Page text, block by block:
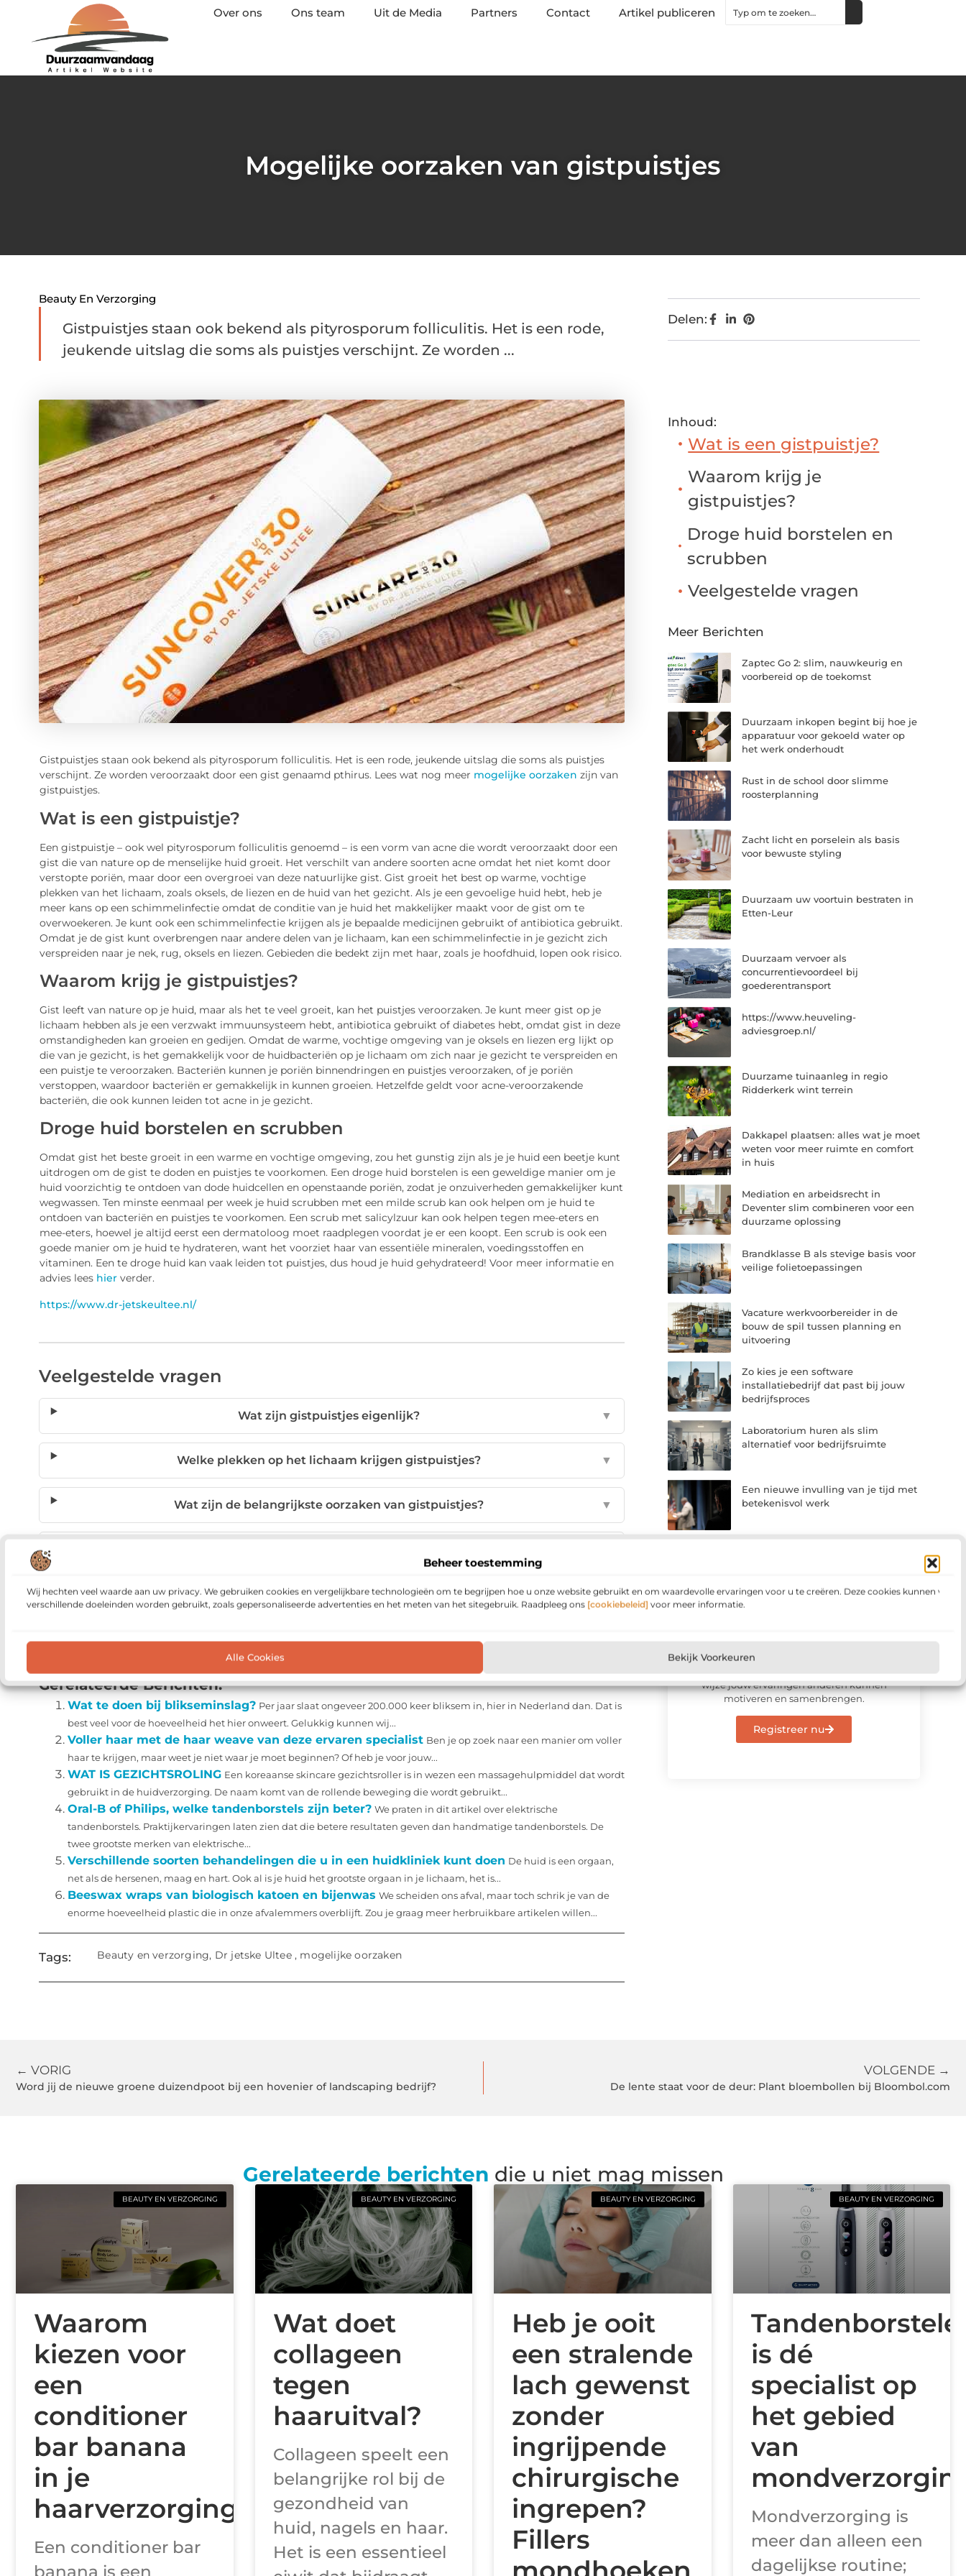
Beheer toestemming
Wij hechten veel waarde aan uw privacy. We gebruiken cookies en vergelijkbare technologieën om te begrijpen hoe u onze website gebruikt en om waardevolle ervaringen voor u te creëren. Deze cookies kunnen voor
verschillende doeleinden worden gebruikt, zoals gepersonaliseerde advertenties en het meten van het sitegebruik. Raadpleeg ons [cookiebeleid] voor meer informatie.
Alle Cookies Bekijk Voorkeuren
Over ons Ons team Uit de Media Partners Contact Artikel publiceren
Mogelijke oorzaken van gistpuistjes
Beauty En Verzorging
Gistpuistjes staan ook bekend als pityrosporum folliculitis. Het is een rode,
jeukende uitslag die soms als puistjes verschijnt. Ze worden ...
Gistpuistjes staan ook bekend als pityrosporum folliculitis. Het is een rode, jeukende uitslag die soms als puistjes
verschijnt. Ze worden veroorzaakt door een gist genaamd pthirus. Lees wat nog meer mogelijke oorzaken zijn van
gistpuistjes.
Wat is een gistpuistje?
Een gistpuistje – ook wel pityrosporum folliculitis genoemd – is een vorm van acne die wordt veroorzaakt door een
gist die van nature op de menselijke huid groeit. Het verschilt van andere soorten acne omdat het niet komt door
verstopte poriën, maar door een overgroei van deze natuurlijke gist. Gist groeit het best op warme, vochtige
plekken van het lichaam, zoals oksels, de liezen en de huid van het gezicht. Als je een gevoelige huid hebt, heb je
meer kans op een schimmelinfectie omdat de conditie van je huid het makkelijker maakt voor de gist om te
overwoekeren. Je kunt ook een schimmelinfectie krijgen als je bepaalde medicijnen gebruikt of antibiotica gebruikt.
Omdat je de gist kunt overbrengen naar andere delen van je lichaam, kan een schimmelinfectie in je gezicht zich
verspreiden naar je nek, rug, oksels en liezen. Gebieden die bedekt zijn met haar, zoals je hoofdhuid, lopen ook risico.
Waarom krijg je gistpuistjes?
Gist leeft van nature op je huid, maar als het te veel groeit, kan het puistjes veroorzaken. Je kunt meer gist op je
lichaam hebben als je een verzwakt immuunsysteem hebt, antibiotica gebruikt of diabetes hebt, omdat gist in deze
omstandigheden kan groeien en gedijen. Omdat de warme, vochtige omgeving van je oksels en liezen erg lijkt op
die van je gezicht, is het gemakkelijk voor de huidbacteriën op je lichaam om zich naar je gezicht te verspreiden en
een puistje te veroorzaken. Bacteriën kunnen je poriën binnendringen en puistjes veroorzaken, of je poriën
verstoppen, waardoor bacteriën er gemakkelijk in kunnen groeien. Hetzelfde geldt voor acne-veroorzakende
bacteriën, die ook kunnen leiden tot acne in je gezicht.
Droge huid borstelen en scrubben
Omdat gist het beste groeit in een warme en vochtige omgeving, zou het gunstig zijn als je je huid een beetje kunt
uitdrogen om de gist te doden en puistjes te voorkomen. Een droge huid borstelen is een geweldige manier om je
huid voorzichtig te ontdoen van dode huidcellen en openstaande poriën, zodat je onzuiverheden gemakkelijker kunt
wegwassen. Ten minste eenmaal per week je huid scrubben met een milde scrub kan ook helpen om je huid te
ontdoen van bacteriën en puistjes te voorkomen. Een scrub met salicylzuur kan ook helpen tegen mee-eters en
mee-eters, hoewel je altijd eerst een dermatoloog moet raadplegen voordat je er een koopt. Een scrub is ook een
goede manier om je huid te hydrateren, want het voorziet haar van essentiële mineralen, voedingsstoffen en
vitaminen. Een te droge huid kan vaak leiden tot puistjes, dus houd je huid gehydrateerd! Voor meer informatie en
advies lees hierverder.
https://www.dr-jetskeultee.nl/
Veelgestelde vragen
Wat zijn gistpuistjes eigenlijk? ▼
Welke plekken op het lichaam krijgen gistpuistjes? ▼
Wat zijn de belangrijkste oorzaken van gistpuistjes? ▼
Wanneer zou ik een dermatoloog raadplegen? ▼
Pinterest LinkedIn
Gerelateerde Berichten:
Wat te doen bij blikseminslag? Per jaar slaat ongeveer 200.000 keer bliksem in, hier in Nederland dan. Dat is
best veel voor de hoeveelheid het hier onweert. Gelukkig kunnen wij...
Voller haar met de haar weave van deze ervaren specialist Ben je op zoek naar een manier om voller
haar te krijgen, maar weet je niet waar je moet beginnen? Of heb je voor jouw...
WAT IS GEZICHTSROLING Een koreaanse skincare gezichtsroller is in wezen een massagehulpmiddel dat wordt
gebruikt in de huidverzorging. De naam komt van de rollende beweging die wordt gebruikt...
Oral-B of Philips, welke tandenborstels zijn beter? We praten in dit artikel over elektrische
tandenborstels. Praktijkervaringen laten zien dat die betere resultaten geven dan handmatige tandenborstels. De
twee grootste merken van elektrische...
Verschillende soorten behandelingen die u in een huidkliniek kunt doen De huid is een orgaan,
net als de hersenen, maag en hart. Ook al is je huid het grootste orgaan in je lichaam, het is...
Beeswax wraps van biologisch katoen en bijenwas We scheiden ons afval, maar toch schrik je van de
enorme hoeveelheid plastic die in onze afvalemmers overblijft. Zou je graag meer herbruikbare artikelen willen...
Tags: Beauty en verzorging, Dr jetske Ultee, mogelijke oorzaken
Delen:
Inhoud:
Wat is een gistpuistje?
Waarom krijg je
gistpuistjes?
Droge huid borstelen en
scrubben
Veelgestelde vragen
Meer Berichten
Zaptec Go 2: slim, nauwkeurig en
voorbereid op de toekomst
Duurzaam inkopen begint bij hoe je
apparatuur voor gekoeld water op
het werk onderhoudt
Rust in de school door slimme
roosterplanning
Zacht licht en porselein als basis
voor bewuste styling
Duurzaam uw voortuin bestraten in
Etten-Leur
Duurzaam vervoer als
concurrentievoordeel bij
goederentransport
https://www.heuveling-
adviesgroep.nl/
Duurzame tuinaanleg in regio
Ridderkerk wint terrein
Dakkapel plaatsen: alles wat je moet
weten voor meer ruimte en comfort
in huis
Mediation en arbeidsrecht in
Deventer slim combineren voor een
duurzame oplossing
Brandklasse B als stevige basis voor
veilige folietoepassingen
Vacature werkvoorbereider in de
bouw de spil tussen planning en
uitvoering
Zo kies je een software
installatiebedrijf dat past bij jouw
bedrijfsproces
Laboratorium huren als slim
alternatief voor bedrijfsruimte
Een nieuwe invulling van je tijd met
betekenisvol werk
aan bij ons platform
Meld je vandaag nog aan en deel jouw
wijze jouw ervaringen anderen kunnen
motiveren en samenbrengen.
Registreer nu
← VORIG
Word jij de nieuwe groene duizendpoot bij een hovenier of landscaping bedrijf?
VOLGENDE →
De lente staat voor de deur: Plant bloembollen bij Bloombol.com
Gerelateerde berichten die u niet mag missen
BEAUTY EN VERZORGING
Waarom
kiezen voor
een
conditioner
bar banana
in je
haarverzorgingsroutine?
Een conditioner bar
banana is een
BEAUTY EN VERZORGING
Wat doet
collageen
tegen
haaruitval?
Collageen speelt een
belangrijke rol bij de
gezondheid van
huid, nagels en haar.
Het is een essentieel
BEAUTY EN VERZORGING
Heb je ooit
een stralende
lach gewenst
zonder
ingrijpende
chirurgische
ingrepen?
Fillers
BEAUTY EN VERZORGING
is dé
specialist op
het gebied
van
Mondverzorging is
meer dan alleen een
dagelijkse routine;